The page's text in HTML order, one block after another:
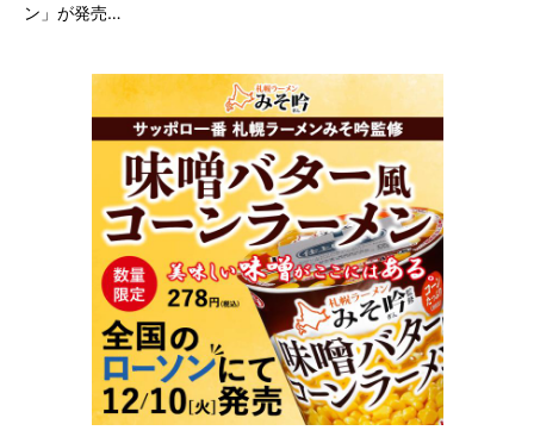
ン」が発売…